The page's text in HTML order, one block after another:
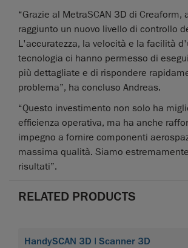
“Grazie al MetraSCAN 3D di Creaform,
raggiunto un nuovo livello di controllo
L'accuratezza, la velocità e la facilità
tecnologia ci hanno permesso di
più dettagliate e di rispondere
problema”, ha concluso Andreas.
“Questo investimento non solo ha
efficienza operativa, ma ha anche
impegno a fornire componenti
massima qualità. Siamo
risultati”.
RELATED PRODUCTS
HandySCAN 3D | Scanner 3D